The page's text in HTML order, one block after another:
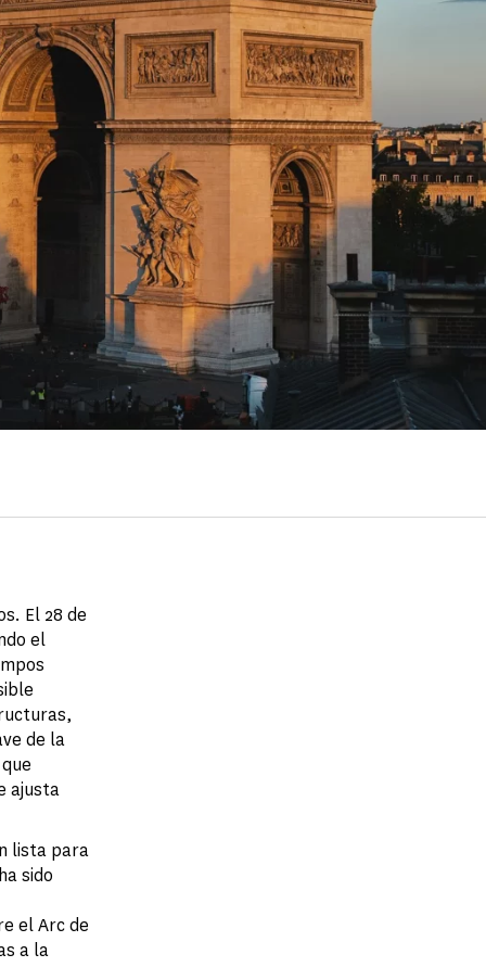
El 28 de
el
de la
ajusta
lista para
sido
el Arc de
a la